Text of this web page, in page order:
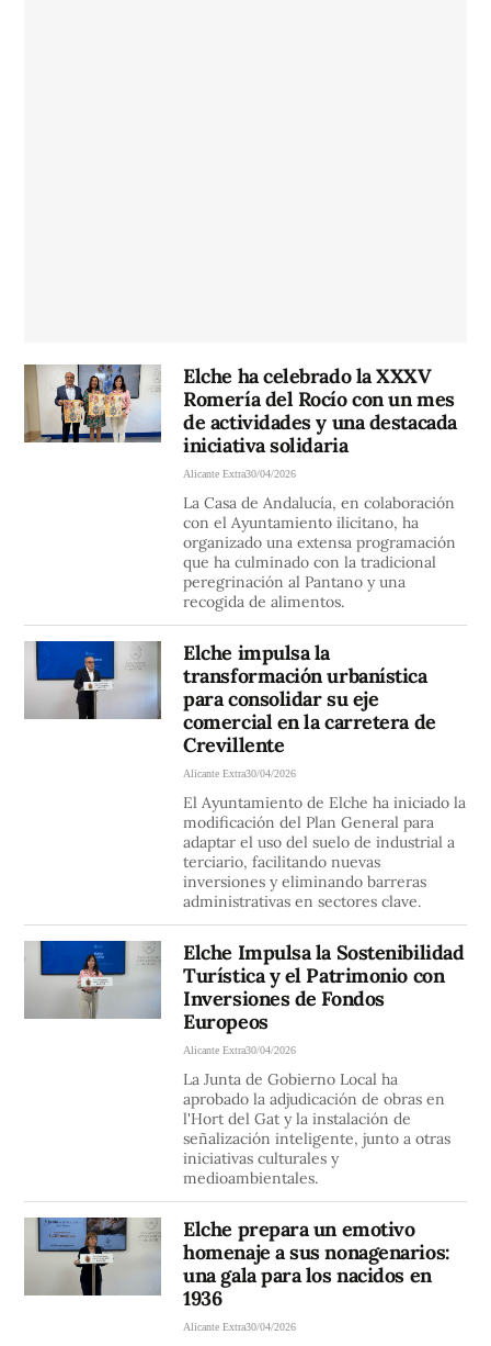
Elche ha celebrado la XXXV
Romería del Rocío con un mes
de actividades y una destacada
iniciativa solidaria
Alicante Extra30/04/2026
La Casa de Andalucía, en colaboración
con el Ayuntamiento ilicitano, ha
organizado una extensa programación
que ha culminado con la tradicional
peregrinación al Pantano y una
recogida de alimentos.
Elche impulsa la
transformación urbanística
para consolidar su eje
comercial en la carretera de
Crevillente
Alicante Extra30/04/2026
El Ayuntamiento de Elche ha iniciado la
modificación del Plan General para
adaptar el uso del suelo de industrial a
terciario, facilitando nuevas
inversiones y eliminando barreras
administrativas en sectores clave.
Elche Impulsa la Sostenibilidad
Turística y el Patrimonio con
Inversiones de Fondos
Europeos
Alicante Extra30/04/2026
La Junta de Gobierno Local ha
aprobado la adjudicación de obras en
l'Hort del Gat y la instalación de
señalización inteligente, junto a otras
iniciativas culturales y
medioambientales.
Elche prepara un emotivo
homenaje a sus nonagenarios:
una gala para los nacidos en
1936
Alicante Extra30/04/2026